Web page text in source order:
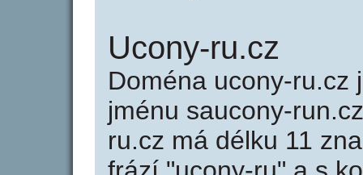
Ucony-ru.cz
Doména ucony-ru.cz
jménu saucony-
ru.cz má délku 11